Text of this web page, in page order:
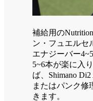
補給用の
ン・フュエルセ
エナジーバー
5~6本が楽に入
ば、Shimano
またはパンク修
きます。